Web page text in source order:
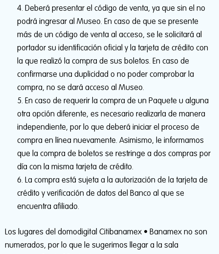
Deberá presentar el código de venta, ya que sin el no
podrá ingresar al Museo. En caso de que se presente
más de un código de venta al acceso, se le solicitará al
portador su identificación oficial y la tarjeta de crédito con
la que realizó la compra de sus boletos. En caso de
confirmarse una duplicidad o no poder comprobar la
compra, no se dará acceso al Museo.
En caso de requerir la compra de un Paquete u alguna
otra opción diferente, es necesario realizarla de manera
independiente, por lo que deberá iniciar el proceso de
compra en línea nuevamente. Asimismo, le informamos
que la compra de boletos se restringe a dos compras por
día con la misma tarjeta de crédito.
La compra está sujeta a la autorización de la tarjeta de
crédito y verificación de datos del Banco al que se
encuentra afiliado.
Los lugares del domodigital Citibanamex • Banamex no son
numerados, por lo que le sugerimos llegar a la sala